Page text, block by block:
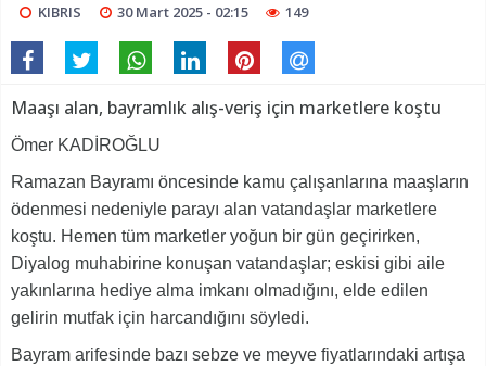
KIBRIS 30 Mart 2025 - 02:15 149
Maaşı alan, bayramlık alış-veriş için marketlere koştu
Ömer KADİROĞLU
Ramazan Bayramı öncesinde kamu çalışanlarına maaşların
ödenmesi nedeniyle parayı alan vatandaşlar marketlere
koştu. Hemen tüm marketler yoğun bir gün geçirirken,
Diyalog muhabirine konuşan vatandaşlar; eskisi gibi aile
yakınlarına hediye alma imkanı olmadığını, elde edilen
gelirin mutfak için harcandığını söyledi.
Bayram arifesinde bazı sebze ve meyve fiyatlarındaki artışa